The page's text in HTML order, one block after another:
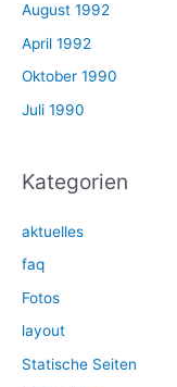
August 1992
April 1992
Oktober 1990
Juli 1990
Kategorien
aktuelles
faq
Fotos
layout
Statische Seiten